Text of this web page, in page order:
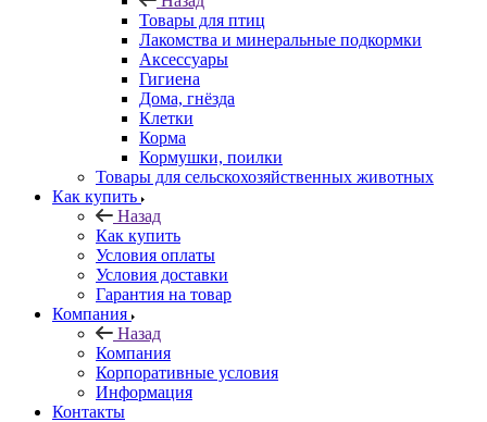
Товары для птиц
Лакомства и минеральные подкормки
Аксессуары
Гигиена
Дома, гнёзда
Клетки
Корма
Кормушки, поилки
Товары для сельскохозяйственных животных
Как купить
Назад
Как купить
Условия оплаты
Условия доставки
Гарантия на товар
Компания
Назад
Компания
Корпоративные условия
Информация
Контакты